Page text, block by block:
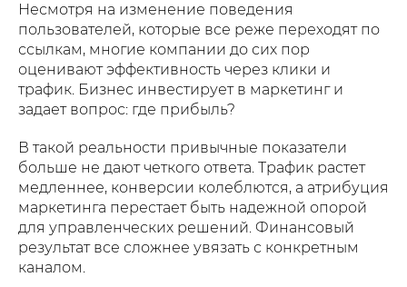
Несмотря на изменение поведения
пользователей, которые все реже переходят по
ссылкам, многие компании до сих пор
оценивают эффективность через клики и
трафик. Бизнес инвестирует в маркетинг и
задает вопрос: где прибыль?
В такой реальности привычные показатели
больше не дают четкого ответа. Трафик растет
медленнее, конверсии колеблются, а атрибуция
маркетинга перестает быть надежной опорой
для управленческих решений. Финансовый
результат все сложнее увязать с конкретным
каналом.